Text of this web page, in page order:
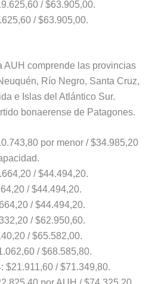
/ $63.905,00.
/ $63.905,00.
AUH comprende las provincias
Río Negro, Santa Cruz,
e Islas del Atlántico Sur.
bonaerense de Patagones.
por menor / $34.985,20
/ $44.494,20.
/ $44.494,20.
/ $44.494,20.
/ $62.950,60.
/ $65.582,00.
/ $68.585,80.
$21.911,60 / $71.349,80.